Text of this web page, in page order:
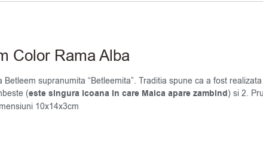
Color Rama Alba
supranumita “Betleemita”. Traditia spune ca a fost
(este singura icoana in care Maica apare zambind) si 2.
10x14x3cm